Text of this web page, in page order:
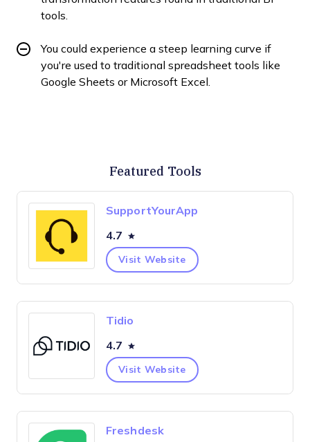
tools.
You could experience a steep learning curve if
you're used to traditional spreadsheet tools like
Google Sheets or Microsoft Excel.
Featured Tools
SupportYourApp
4.7
Visit Website
Tidio
4.7
Visit Website
Freshdesk